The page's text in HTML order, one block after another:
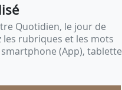
Quotidien, le jour de
les rubriques et les mots
(App), tablette